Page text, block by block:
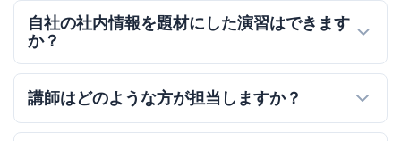
自社の社内情報を題材にした演習はできます
か？
講師はどのような方が担当しますか？